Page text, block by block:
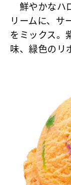
鮮やかなハ
リームに、サ
をミックス。
味、緑色のリ